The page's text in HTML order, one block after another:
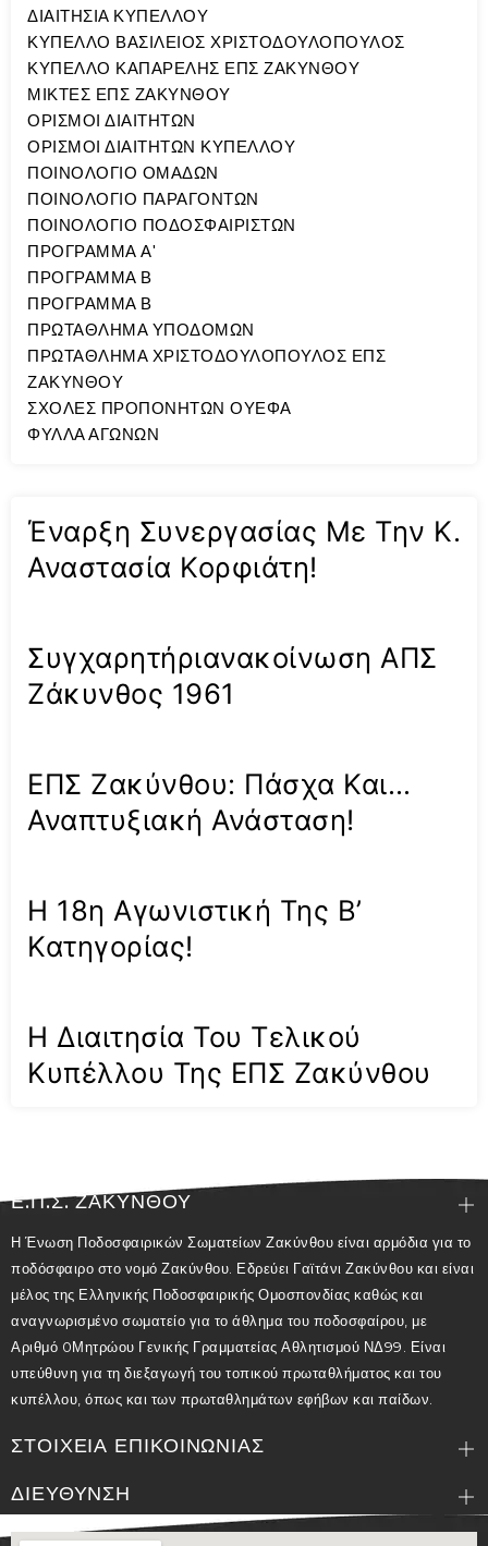
ΔΙΑΙΤΗΣΙΑ ΚΥΠΕΛΛΟΥ
ΚΥΠΕΛΛΟ ΒΑΣΙΛΕΙΟΣ ΧΡΙΣΤΟΔΟΥΛΟΠΟΥΛΟΣ
ΚΥΠΕΛΛΟ ΚΑΠΑΡΕΛΗΣ ΕΠΣ ΖΑΚΥΝΘΟΥ
ΜΙΚΤΕΣ ΕΠΣ ΖΑΚΥΝΘΟΥ
ΟΡΙΣΜΟΙ ΔΙΑΙΤΗΤΩΝ
ΟΡΙΣΜΟΙ ΔΙΑΙΤΗΤΩΝ ΚΥΠΕΛΛΟΥ
ΠΟΙΝΟΛΟΓΙΟ ΟΜΑΔΩΝ
ΠΟΙΝΟΛΟΓΙΟ ΠΑΡΑΓΟΝΤΩΝ
ΠΟΙΝΟΛΟΓΙΟ ΠΟΔΟΣΦΑΙΡΙΣΤΩΝ
ΠΡΟΓΡΑΜΜΑ A'
ΠΡΟΓΡΑΜΜΑ Β
ΠΡΟΓΡΑΜΜΑ Β
ΠΡΩΤΑΘΛΗΜΑ ΥΠΟΔΟΜΩΝ
ΠΡΩΤΑΘΛΗΜΑ ΧΡΙΣΤΟΔΟΥΛΟΠΟΥΛΟΣ ΕΠΣ
ΖΑΚΥΝΘΟΥ
ΣΧΟΛΕΣ ΠΡΟΠΟΝΗΤΩΝ ΟΥΕΦΑ
ΦΥΛΛΑ ΑΓΩΝΩΝ
Έναρξη Συνεργασίας Με Την Κ.
Αναστασία Κορφιάτη!
Συγχαρητήριανακοίνωση ΑΠΣ
Ζάκυνθος 1961
ΕΠΣ Ζακύνθου: Πάσχα Και…
Αναπτυξιακή Ανάσταση!
Η 18η Αγωνιστική Της Β’
Κατηγορίας!
Η Διαιτησία Του Τελικού
Κυπέλλου Της ΕΠΣ Ζακύνθου
Ε.Π.Σ. ΖΑΚΥΝΘΟΥ
Η Ένωση Ποδοσφαιρικών Σωματείων Ζακύνθου είναι αρμόδια για το
ποδόσφαιρο στο νομό Ζακύνθου. Εδρεύει Γαϊτάνι Ζακύνθου και είναι
μέλος της Ελληνικής Ποδοσφαιρικής Ομοσπονδίας καθώς και
αναγνωρισμένο σωματείο για το άθλημα του ποδοσφαίρου, με
Αριθμό 0Μητρώου Γενικής Γραμματείας Αθλητισμού ΝΔ99. Είναι
υπεύθυνη για τη διεξαγωγή του τοπικού πρωταθλήματος και του
κυπέλλου, όπως και των πρωταθλημάτων εφήβων και παίδων.
ΣΤΟΙΧΕΙΑ ΕΠΙΚΟΙΝΩΝΙΑΣ
ΔΙΕΥΘΥΝΣΗ